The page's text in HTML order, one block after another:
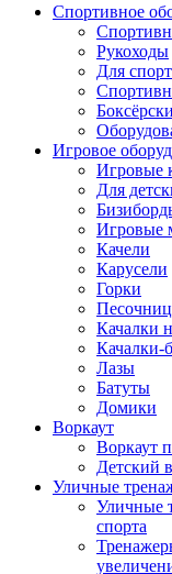
Спортивное
Рукоходы
Для
Игровое
Игровые
Для
Игровые
Качели
Карусели
Горки
Качалки
Качалки-
Лазы
Батуты
Домики
Воркаут
Воркаут
Детский
Уличные
Уличные
спорта